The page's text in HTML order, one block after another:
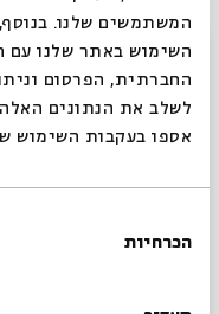
המשתמשים שלנו.
השימוש באתר שלנו עם
החברתית, הפרסום
לשלב את הנתונים
אספו בעקבות השימוש
הסכמה
הכרחיות
אירועים
סגור